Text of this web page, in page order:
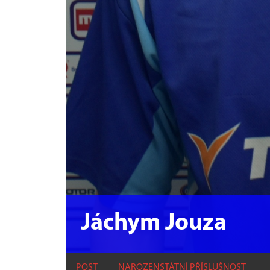
Jáchym Jouza
POST NAROZEN STÁTNÍ PŘÍSLUŠNOST